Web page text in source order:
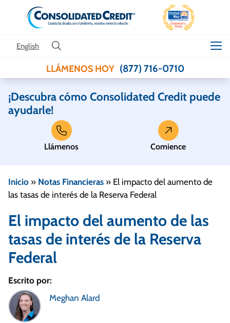
Skip to content
English
LLÁMENOS HOY (877) 716-0710
¡Descubra cómo Consolidated Credit puede
ayudarle!
Llámenos Comience
Inicio » Notas Financieras » El impacto del aumento de
las tasas de interés de la Reserva Federal
El impacto del aumento de las
tasas de interés de la Reserva
Federal
Escrito por:
Meghan Alard